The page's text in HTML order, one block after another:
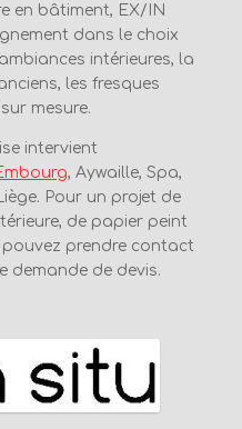
en bâtiment, EX/IN
dans le choix
intérieures, la
les fresques
mesure.
intervient
, Aywaille, Spa,
Pour un projet de
de papier peint
prendre contact
demande de devis.